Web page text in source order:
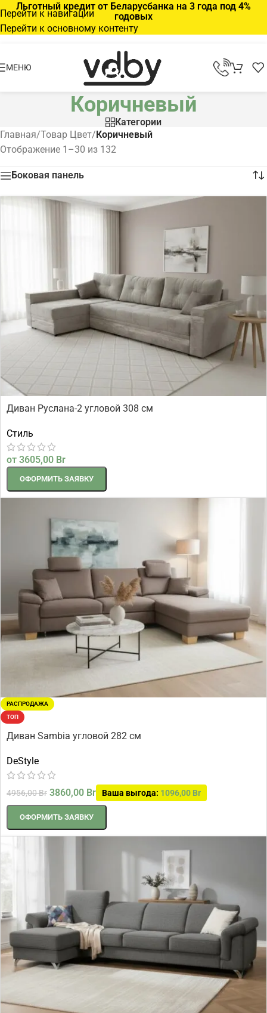
Перейти к навигации
Перейти к основному контенту
Льготный кредит от Беларусбанка на 3 года под 4%
годовых
МЕНЮ
Коричневый
Категории
Главная/Товар Цвет/Коричневый
Отображение 1–30 из 132
Боковая панель
Диван Руслана-2 угловой 308 см
Стиль
от 3605,00 Br
ОФОРМИТЬ ЗАЯВКУ
РАСПРОДАЖА
ТОП
Диван Sambia угловой 282 см
DeStyle
4956,00Br 3860,00 Br Ваша выгода: 1096,00 Br
ОФОРМИТЬ ЗАЯВКУ